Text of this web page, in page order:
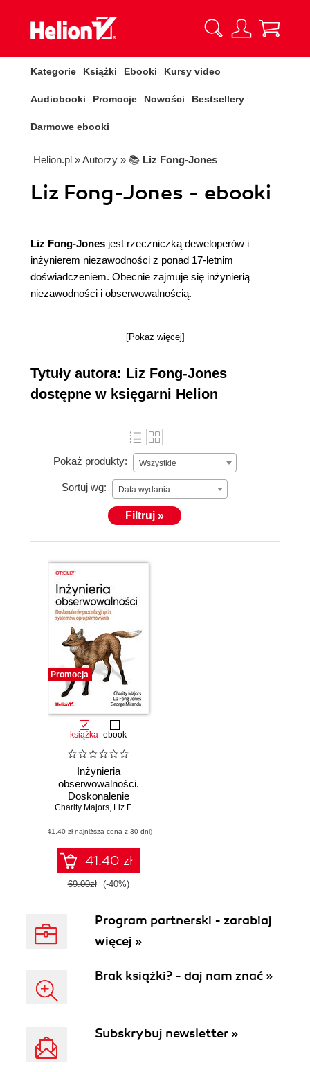
Kategorie Książki Ebooki Kursy video
Audiobooki Promocje Nowości Bestsellery
Darmowe ebooki
Helion.pl » Autorzy » 📚 Liz Fong-Jones
Liz Fong-Jones - ebooki
Liz Fong-Jones jest rzeczniczką deweloperów i
inżynierem niezawodności z ponad 17-letnim
doświadczeniem. Obecnie zajmuje się inżynierią
niezawodności i obserwowalnością.
[Pokaż więcej]
Tytuły autora: Liz Fong-Jones
dostępne w księgarni Helion
Pokaż produkty: Wszystkie
Sortuj wg: Data wydania
Filtruj »
Promocja
książka ebook
Inżynieria
obserwowalności.
Doskonalenie
produkcyjnych
oprogramowania
Charity Majors, Liz Fong-Jones
(41,40 zł najniższa cena z 30 dni)
41.40 zł
69.00zł (-40%)
Program partnerski - zarabiaj
więcej »
Brak książki? - daj nam znać »
Subskrybuj newsletter »